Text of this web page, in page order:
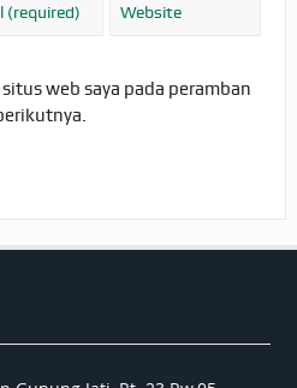
web saya pada peramban